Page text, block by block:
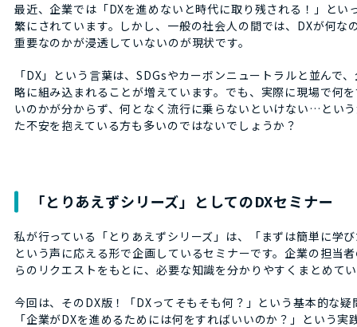
最近、企業では「DXを進めないと時代に取り残される！」とい
繁にされています。しかし、一般の社会人の間では、DXが何な
重要なのかが浸透していないのが現状です。
「DX」という言葉は、SDGsやカーボンニュートラルと並んで
略に組み込まれることが増えています。でも、実際に現場で何
いのかが分からず、何となく流行に乗らないといけない…とい
た不安を抱えている方も多いのではないでしょうか？
「とりあえずシリーズ」としてのDXセミナー
私が行っている「とりあえずシリーズ」は、「まずは簡単に学
という声に応える形で企画しているセミナーです。企業の担当
らのリクエストをもとに、必要な知識を分かりやすくまとめて
今回は、そのDX版！「DXってそもそも何？」という基本的な疑
「企業がDXを進めるためには何をすればいいのか？」という実